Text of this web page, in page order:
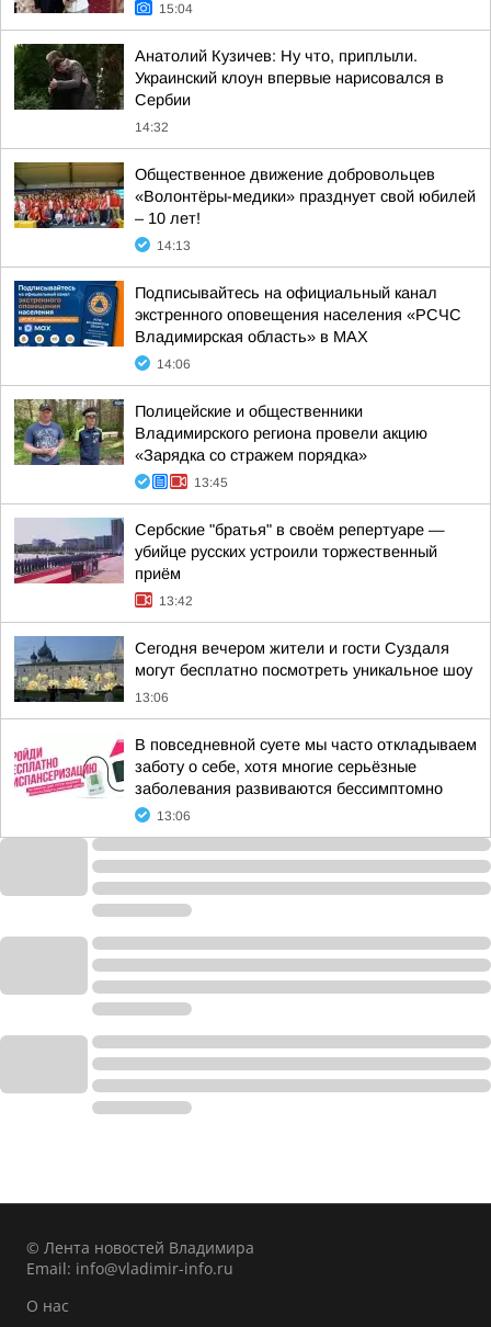
15:04
Анатолий Кузичев: Ну что, приплыли.
Украинский клоун впервые нарисовался в
Сербии
14:32
Общественное движение добровольцев
«Волонтёры-медики» празднует свой юбилей
– 10 лет!
14:13
Подписывайтесь на официальный канал
экстренного оповещения населения «РСЧС
Владимирская область» в МАХ
14:06
Полицейские и общественники
Владимирского региона провели акцию
«Зарядка со стражем порядка»
13:45
Сербские "братья" в своём репертуаре —
убийце русских устроили торжественный
приём
13:42
Сегодня вечером жители и гости Суздаля
могут бесплатно посмотреть уникальное шоу
13:06
В повседневной суете мы часто откладываем
заботу о себе, хотя многие серьёзные
заболевания развиваются бессимптомно
13:06
© Лента новостей Владимира
Email: info@vladimir-info.ru
О нас